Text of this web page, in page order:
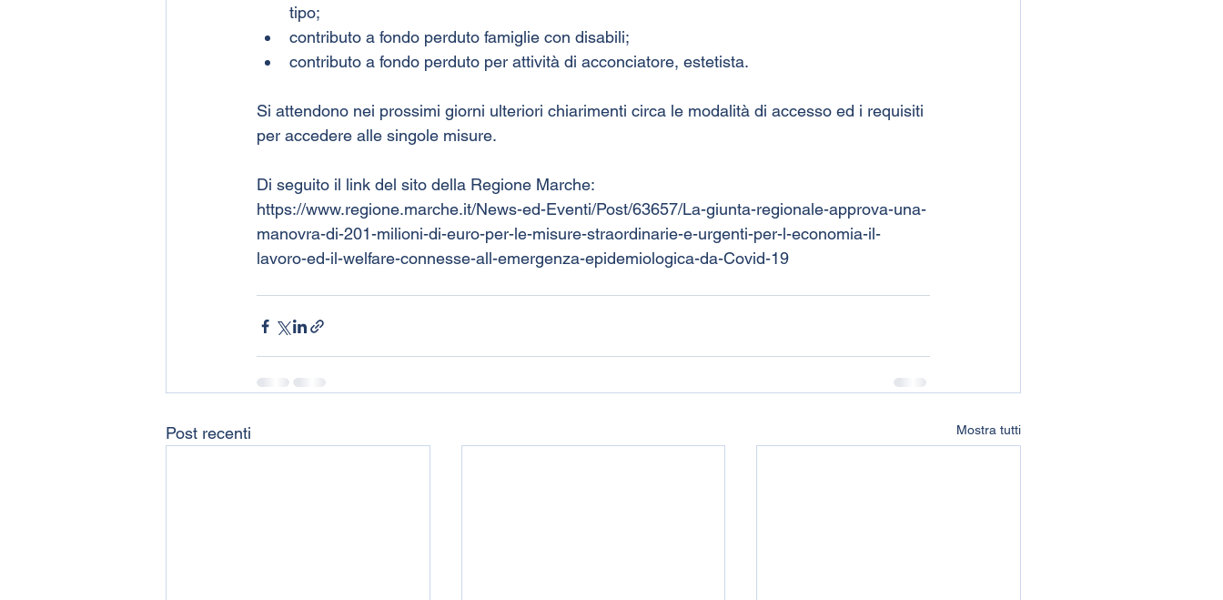
tipo;
contributo a fondo perduto famiglie con disabili;
contributo a fondo perduto per attività di acconciatore, estetista.
Si attendono nei prossimi giorni ulteriori chiarimenti circa le modalità di accesso ed i requisiti
per accedere alle singole misure.
Di seguito il link del sito della Regione Marche:
https://www.regione.marche.it/News-ed-Eventi/Post/63657/La-giunta-regionale-approva-una-
manovra-di-201-milioni-di-euro-per-le-misure-straordinarie-e-urgenti-per-l-economia-il-
lavoro-ed-il-welfare-connesse-all-emergenza-epidemiologica-da-Covid-19
Post recenti Mostra tutti